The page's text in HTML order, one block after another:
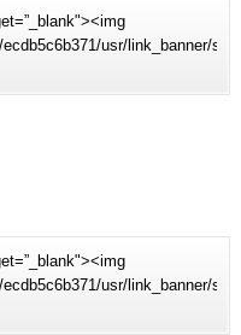
usr/link_banner/
usr/link_banner/